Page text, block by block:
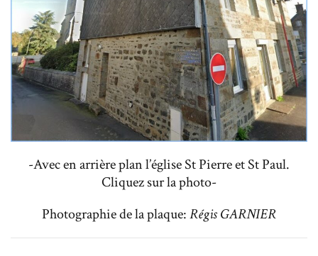
-Avec en arrière plan l’église St Pierre et St Paul.
Cliquez sur la photo-
Photographie de la plaque:Régis GARNIER